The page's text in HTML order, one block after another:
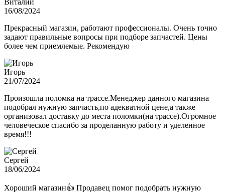
Виталий
16/08/2024
Прекрасный магазин, работают профессионалы. Очень точно
задают правильные вопросы при подборе запчастей. Цены
более чем приемлемые. Рекомендую
Игорь
21/07/2024
Произошла поломка на трассе.Менеджер данного магазина
подобрал нужную запчасть,по адекватной цене,а также
организовал доставку до места поломки(на трассе).Огромное
человеческое спасибо за проделанную работу и уделенное
время!!!
Сергей
18/06/2024
Хороший магазин👍 Продавец помог подобрать нужную